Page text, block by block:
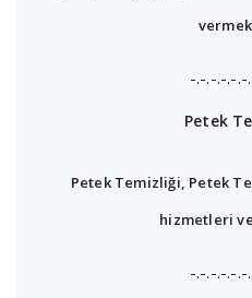
-.-.-.-.-.-
Petek
Petek Temizliği, Petek
hizmetleri
-.-.-.-.-.-